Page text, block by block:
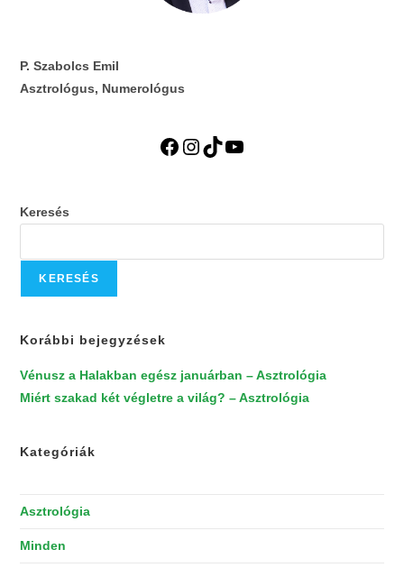
P. Szabolcs Emil
Asztrológus, Numerológus
Facebook
Instagram
TikTok
Keresés
KERESÉS
Korábbi bejegyzések
Vénusz a Halakban egész januárban – Asztrológia
Miért szakad két végletre a világ? – Asztrológia
Kategóriák
Asztrológia
Minden